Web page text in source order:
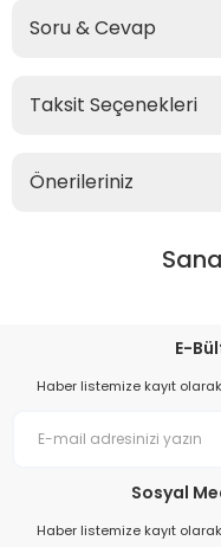
Soru & Cevap
Taksit Seçenekleri
Önerileriniz
E-
Haber listemize kayıt
Sosyal
Haber listemize kayıt